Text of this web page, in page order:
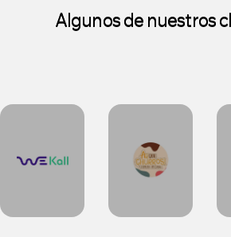
Algunos de nuestros
Algunos de nuestros